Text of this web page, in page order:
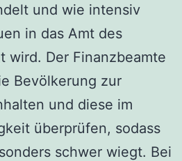
und wie intensiv
in das Amt des
wird. Der Finanzbeamte
Bevölkerung zur
und diese im
überprüfen, sodass
schwer wiegt. Bei